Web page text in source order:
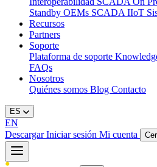
Standby OEMs SCADA IIoT
Recursos
Partners
Soporte
Plataforma de soporte
FAQs
Nosotros
Quiénes somos Blog Contacto
ES
EN
DescargarIniciar sesión Mi cuenta